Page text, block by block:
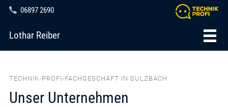
06897 2690
Lothar Reiber
TECHNIK-PROFI-FACHGESCHÄFT IN SULZBACH
Unser Unternehmen